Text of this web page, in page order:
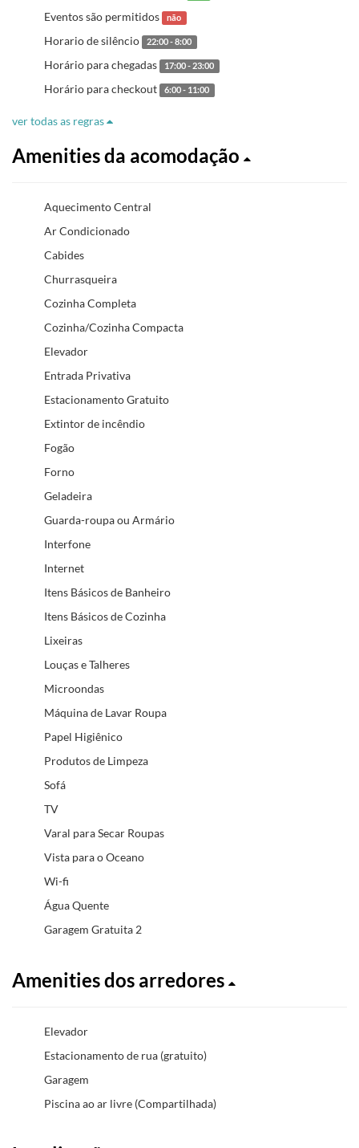
Eventos são permitidos não
Horario de silêncio 22:00 - 8:00
Horário para chegadas 17:00 - 23:00
Horário para checkout 6:00 - 11:00
ver todas as regras
Amenities da acomodação
Aquecimento Central
Ar Condicionado
Cabides
Churrasqueira
Cozinha Completa
Cozinha/Cozinha Compacta
Elevador
Entrada Privativa
Estacionamento Gratuito
Extintor de incêndio
Fogão
Forno
Geladeira
Guarda-roupa ou Armário
Interfone
Internet
Itens Básicos de Banheiro
Itens Básicos de Cozinha
Lixeiras
Louças e Talheres
Microondas
Máquina de Lavar Roupa
Papel Higiênico
Produtos de Limpeza
Sofá
TV
Varal para Secar Roupas
Vista para o Oceano
Wi-fi
Água Quente
Garagem Gratuita 2
Amenities dos arredores
Elevador
Estacionamento de rua (gratuito)
Garagem
Piscina ao ar livre (Compartilhada)